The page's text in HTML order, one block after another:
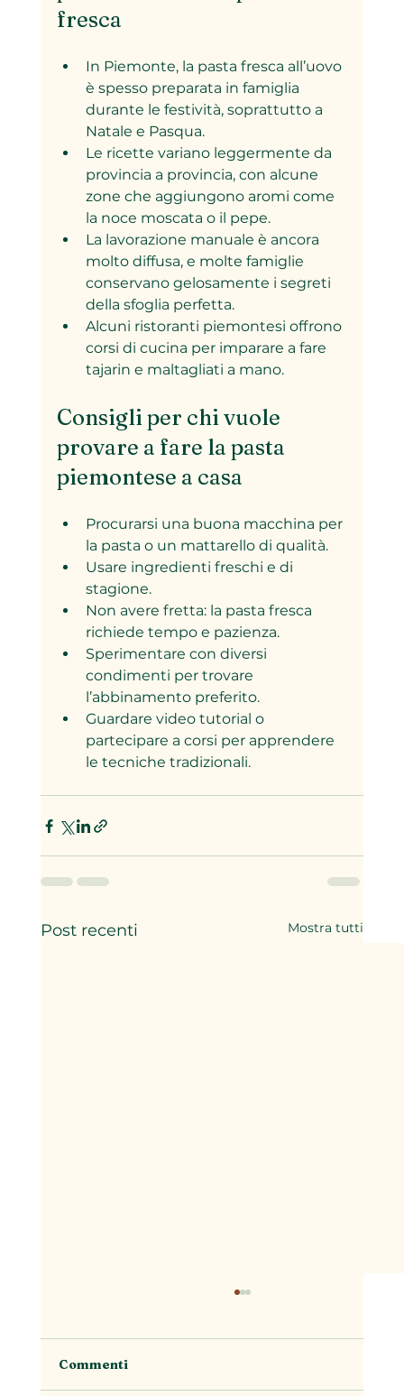
fresca
In Piemonte, la pasta fresca all’uovo
è spesso preparata in famiglia
durante le festività, soprattutto a
Natale e Pasqua.
Le ricette variano leggermente da
provincia a provincia, con alcune
zone che aggiungono aromi come
la noce moscata o il pepe.
La lavorazione manuale è ancora
molto diffusa, e molte famiglie
conservano gelosamente i segreti
della sfoglia perfetta.
Alcuni ristoranti piemontesi offrono
corsi di cucina per imparare a fare
tajarin e maltagliati a mano.
Consigli per chi vuole
provare a fare la pasta
piemontese a casa
Procurarsi una buona macchina per
la pasta o un mattarello di qualità.
Usare ingredienti freschi e di
stagione.
Non avere fretta: la pasta fresca
richiede tempo e pazienza.
Sperimentare con diversi
condimenti per trovare
l’abbinamento preferito.
Guardare video tutorial o
partecipare a corsi per apprendere
le tecniche tradizionali.
Post recenti Mostra tutti
Commenti